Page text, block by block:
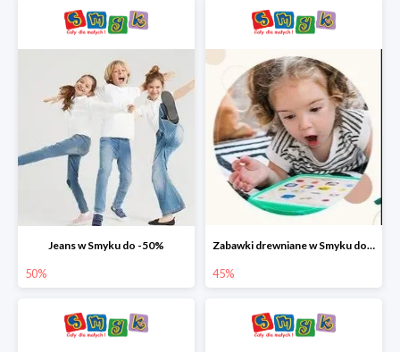
Jeans w Smyku do -50%
50%
Zabawki drewniane w Smyku do -45%
45%